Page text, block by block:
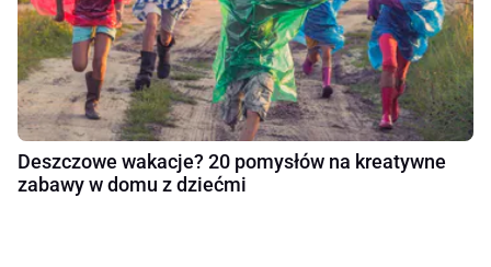
Deszczowe wakacje? 20 pomysłów na kreatywne
zabawy w domu z dziećmi